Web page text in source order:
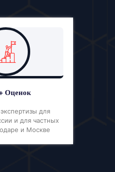
Оценок
для
и для частных
и Москве